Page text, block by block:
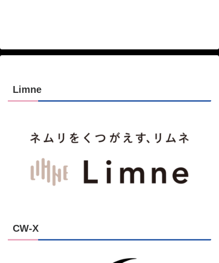
Limne
CW-X